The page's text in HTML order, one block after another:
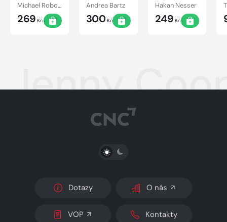
Michael Robotham
269 Kč
Andrea Bartz
300Kč
Hakan Nesser
249 Kč
Jenny
PŘEPNOUT SVĚTLÝ/TMAVÝ REŽIM
Dotazy O nás
VOP Kontakty